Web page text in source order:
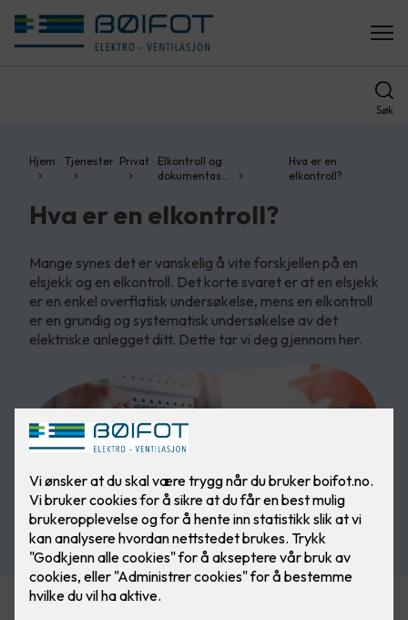
Søk
Hjem Tjenester Privat
Elkontroll og
dokumentas…
Hva er en
elkontroll?
Hva er en elkontroll?
Mange synes det er vanskelig å vite forskjellen på en
elsjekk og en elkontroll. Det korte svaret er at en elsjekk
er en enkel overflatisk undersøkelse, mens en elkontroll
er en grundig og systematisk undersøkelse av det
elektriske anlegget ditt. Dette tar vi deg gjennom her.